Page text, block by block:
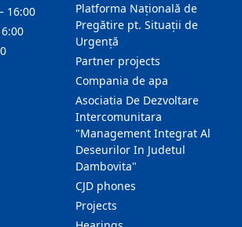
Platforma Națională de
Pregătire pt. Situații de
Urgență
Partner projects
Compania de apa
Asociatia De Dezvoltare
Intercomunitara
"Management Integrat Al
Deseurilor In Judetul
Dambovita"
CJD phones
Projects
16:00